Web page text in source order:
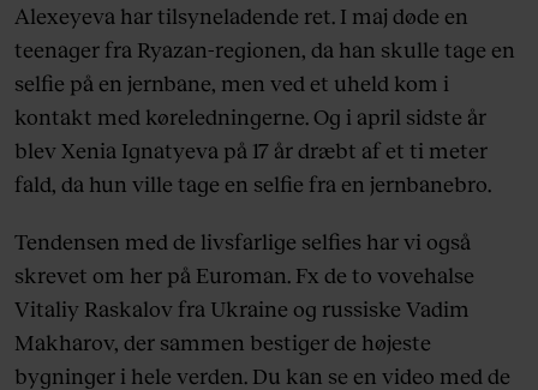
Alexeyeva har tilsyneladende ret. I maj døde en
teenager fra Ryazan-regionen, da han skulle tage en
selfie på en jernbane, men ved et uheld kom i
kontakt med køreledningerne. Og i april sidste år
blev Xenia Ignatyeva på 17 år dræbt af et ti meter
fald, da hun ville tage en selfie fra en jernbanebro.
Tendensen med de livsfarlige selfies har vi også
skrevet om her på Euroman. Fx de to vovehalse
Vitaliy Raskalov fra Ukraine og russiske Vadim
Makharov, der sammen bestiger de højeste
bygninger i hele verden. Du kan se en video med de